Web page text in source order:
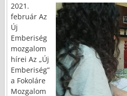
2021.
február Az
Új
Emberiség
mozgalom
hírei Az „Új
Emberiség”
a Fokoláre
Mozgalom